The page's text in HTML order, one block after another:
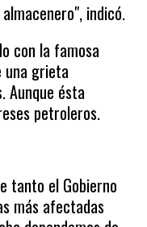
indicó.
con la famosa
una grieta
Aunque ésta
petroleros.
tanto el Gobierno
más afectadas